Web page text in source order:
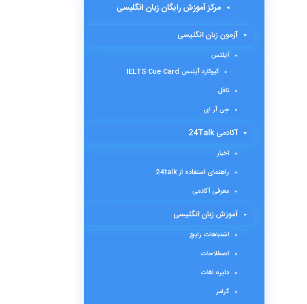
مرکز آموزش رایگان زبان انگلیسی
آزمون زبان انگلیسی
آیلتس
کیوکارد آیلتس IELTS Cue Card
تافل
جی آر ای
آکادمی 24Talk
اخبار
راهنمای استفاده از 24talk
معرفی آکادمی
آموزش زبان انگلیسی
اشتباهات رایج
اصطلاحات
دایره لغات
گرامر